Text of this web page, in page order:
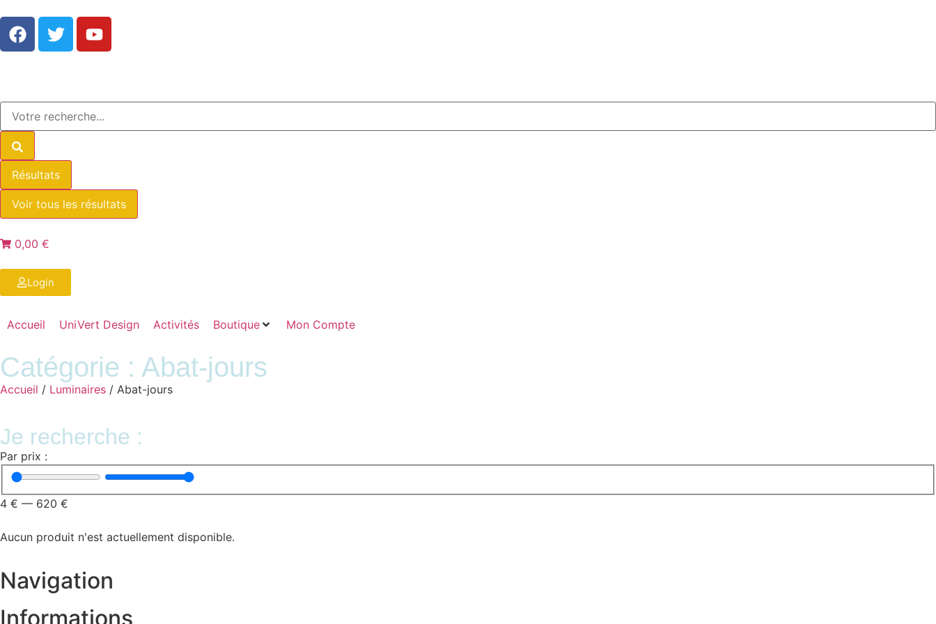
Résultats
Voir tous les résultats
0,00 €
Login
Accueil UniVert Design Activités Boutique Mon Compte
Catégorie : Abat-jours
Accueil / Luminaires / Abat-jours
Je recherche :
Par prix :
4 € — 620 €
Aucun produit n'est actuellement disponible.
Navigation
Informations